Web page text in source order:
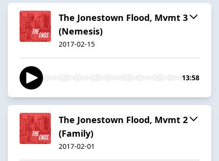
The Jonestown Flood, Mvmt 3
(Nemesis)
2017-02-15
13:58
The Jonestown Flood, Mvmt 2
(Family)
2017-02-01